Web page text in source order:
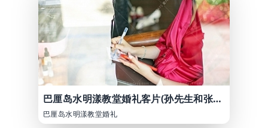
巴厘岛水明漾教堂婚礼客片(孙先生和张女士)
巴厘岛水明漾教堂婚礼